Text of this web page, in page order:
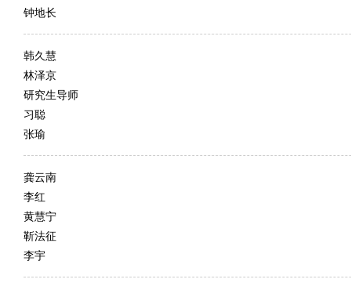
钟地长
​韩久慧
林泽京
研究生导师
习聪
张瑜
龚云南
李红
黄慧宁
靳法征
李宇